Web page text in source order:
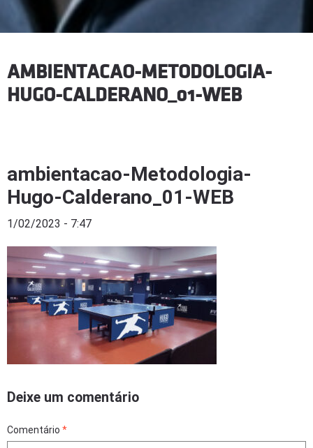
AMBIENTACAO-METODOLOGIA-
HUGO-CALDERANO_01-WEB
ambientacao-Metodologia-
Hugo-Calderano_01-WEB
1/02/2023 - 7:47
Deixe um comentário
Comentário *